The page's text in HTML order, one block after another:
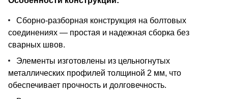
Сборно-разборная конструкция на болтовых
соединениях — простая и надежная сборка без
сварных швов.
Элементы изготовлены из цельногнутых
металлических профилей толщиной 2 мм, что
обеспечивает прочность и долговечность.